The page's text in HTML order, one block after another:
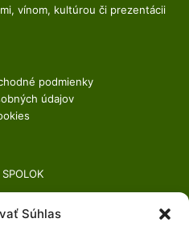
Súhlas
vínom, kultúrou či prezentácii
podmienky
údajov